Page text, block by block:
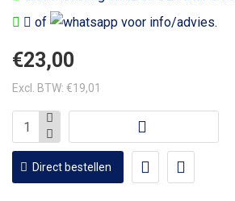
of
voor info/advies.
€23,00
Excl. BTW: €19,01
Direct bestellen